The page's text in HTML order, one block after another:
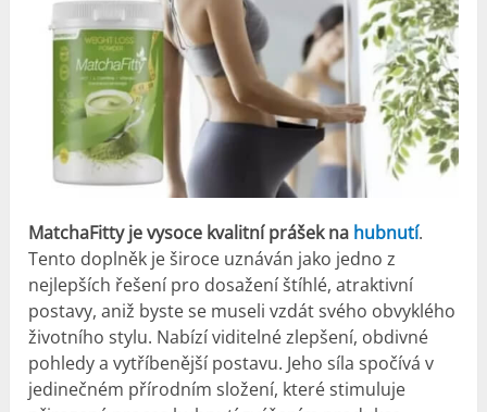
MatchaFitty je vysoce kvalitní prášek na hubnutí.
Tento doplněk je široce uznáván jako jedno z
nejlepších řešení pro dosažení štíhlé, atraktivní
postavy, aniž byste se museli vzdát svého obvyklého
životního stylu. Nabízí viditelné zlepšení, obdivné
pohledy a vytříbenější postavu. Jeho síla spočívá v
jedinečném přírodním složení, které stimuluje